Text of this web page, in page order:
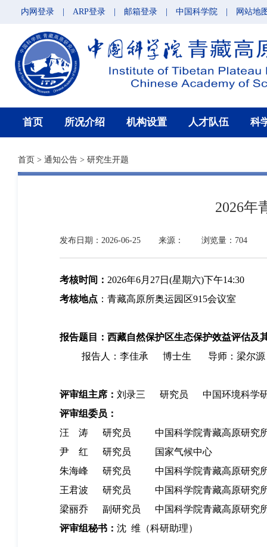
内网登录 ARP登录 邮箱登录 中国科学院 网站地
首页 所况介绍 机构设置 人才队伍 科
首页 > 通知公告 > 研究生开题
2026年
发布日期：2026-06-25 来源： 浏览量：704
考核时间： 2026年6月 27日 (星期六)下午14:30
考核地点 ： 青藏高原所奥运园区915会议室
报告题目：西藏自然保护区生态保护效益评估及
报告人：李佳承
博士生 导师：梁尔源
评审组主席： 刘录三 研究员
中国环境科学
评审组委员：
汪
涛 研究员 中国科学院青藏高原研究
尹
红 研究员
国家气候中心
朱海峰 研究员 中国科学院青藏高原研究
王君波 研究员 中国科学院青藏高原研究
梁丽乔 副研究员 中国科学院青藏高原研究
评审组秘书： 沈 维（科研助理）